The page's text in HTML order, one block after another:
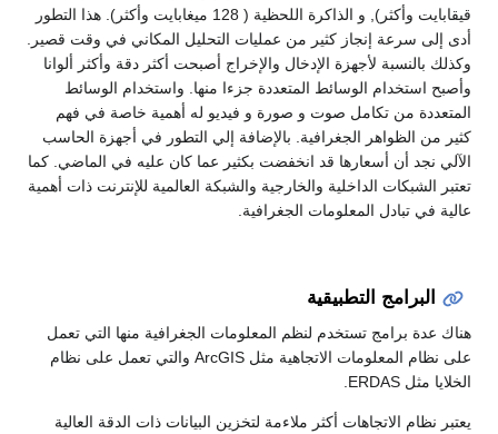
قيقابايت وأكثر), و الذاكرة اللحظية ( 128 ميغابايت وأكثر). هذا التطور
أدى إلى سرعة إنجاز كثير من عمليات التحليل المكاني في وقت قصير.
وكذلك بالنسبة لأجهزة الإدخال والإخراج أصبحت أكثر دقة وأكثر ألوانا
وأصبح استخدام الوسائط المتعددة جزءا منها. واستخدام الوسائط
المتعددة من تكامل صوت و صورة و فيديو له أهمية خاصة في فهم
كثير من الظواهر الجغرافية. بالإضافة إلي التطور في أجهزة الحاسب
الآلي نجد أن أسعارها قد انخفضت بكثير عما كان عليه في الماضي. كما
تعتبر الشبكات الداخلية والخارجية والشبكة العالمية للإنترنت ذات أهمية
عالية في تبادل المعلومات الجغرافية.
البرامج التطبيقية
هناك عدة برامج تستخدم لنظم المعلومات الجغرافية منها التي تعمل
على نظام المعلومات الاتجاهية مثل ArcGIS والتي تعمل على نظام
الخلايا مثل ERDAS.
يعتبر نظام الاتجاهات أكثر ملاءمة لتخزين البيانات ذات الدقة العالية